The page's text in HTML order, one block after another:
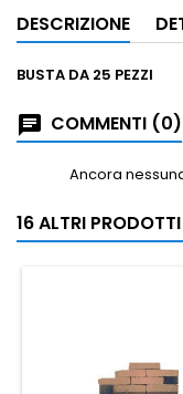
DESCRIZIONE
BUSTA DA 25 PEZZI
COMMENTI (0)
Ancora
16 ALTRI